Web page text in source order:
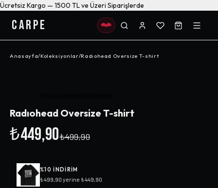
Ücretsiz Kargo — 1500 TL ve Üzeri Siparişlerde
CARPE
Anasayfa/Koleksiyonlar/Radıohead Oversize T-shirt
Radıohead Oversize T-shirt
₺449,90₺499,90
%10 INDIRIM
₺499,90 yerine ₺449,90